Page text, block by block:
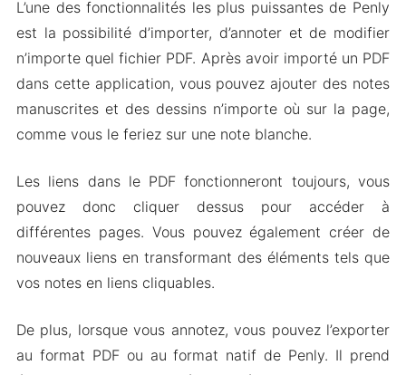
L’une des fonctionnalités les plus puissantes de Penly
est la possibilité d’importer, d’annoter et de modifier
n’importe quel fichier PDF. Après avoir importé un PDF
dans cette application, vous pouvez ajouter des notes
manuscrites et des dessins n’importe où sur la page,
comme vous le feriez sur une note blanche.
Les liens dans le PDF fonctionneront toujours, vous
pouvez donc cliquer dessus pour accéder à
différentes pages. Vous pouvez également créer de
nouveaux liens en transformant des éléments tels que
vos notes en liens cliquables.
De plus, lorsque vous annotez, vous pouvez l’exporter
au format PDF ou au format natif de Penly. Il prend